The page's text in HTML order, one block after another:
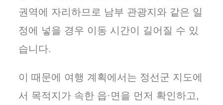
권역에 자리하므로 남부 관광지와 같은 일
정에 넣을 경우 이동 시간이 길어질 수 있
습니다.
이 때문에 여행 계획에서는 정선군 지도에
서 목적지가 속한 읍·면을 먼저 확인하고,